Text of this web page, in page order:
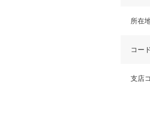
所在
コー
支店